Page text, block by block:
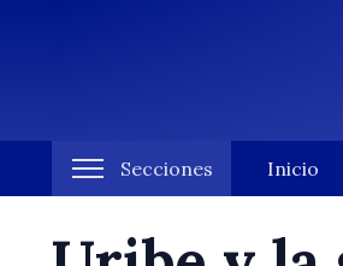
Secciones Inicio